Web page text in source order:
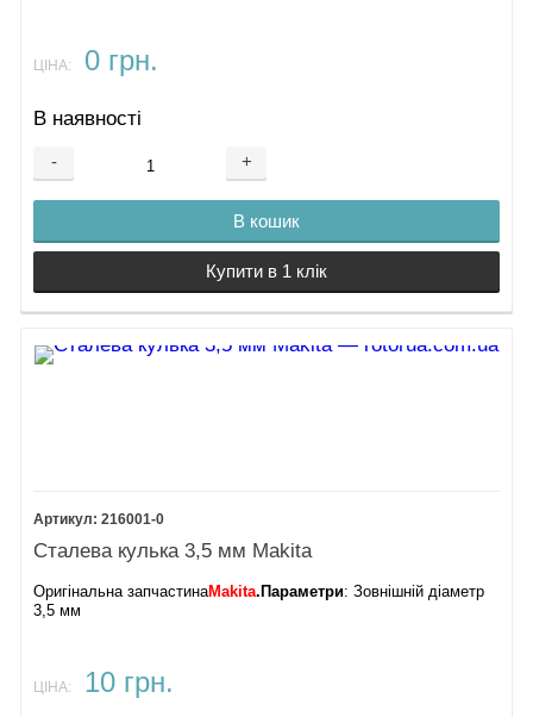
ЦІНА: 0 грн.
В наявності
- +
В кошик
Купити в 1 клік
216001-0
Сталева кулька 3,5 мм Makita
Оригінальна запчастинаMakita. Параметри: Зовнішній діаметр
3,5 мм
ЦІНА: 10 грн.